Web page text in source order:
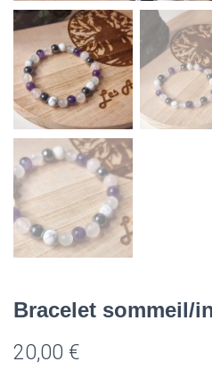
Bracelet sommeil/
20,00 €